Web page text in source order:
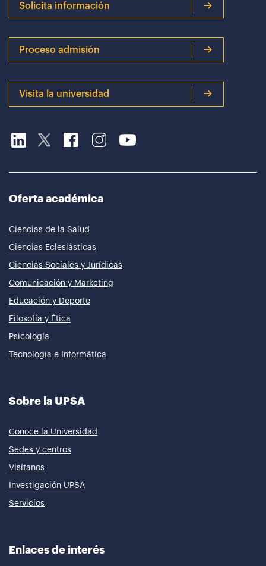
Solicita información
Proceso admisión
Visita la universidad
Oferta académica
Ciencias de la Salud
Ciencias Eclesiásticas
Ciencias Sociales y Jurídicas
Comunicación y Marketing
Educación y Deporte
Filosofía y Ética
Psicología
Tecnología e Informática
Sobre la UPSA
Conoce la Universidad
Sedes y centros
Visítanos
Investigación UPSA
Servicios
Enlaces de interés